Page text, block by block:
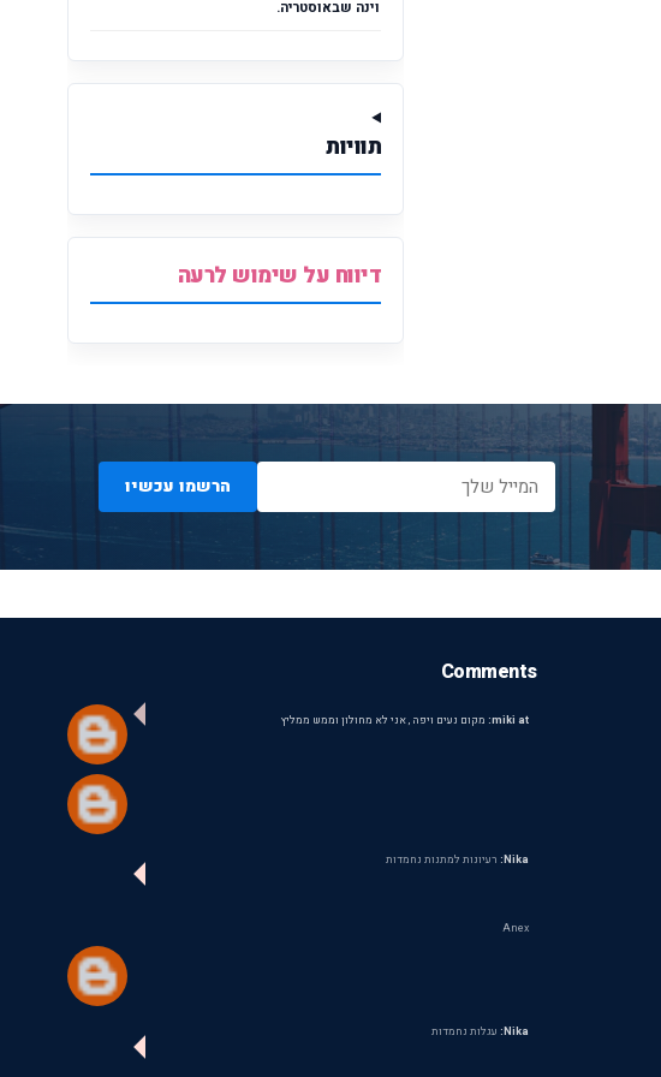
וינה שבאוסטריה.
תוויות
דיווח על שימוש לרעה
הרשמו עכשיו
Comments
miki at: מקום נעים ויפה , אני לא מחולון וממש ממליץ
Nika: רעיונות למתנות נחמדות
Anex
Nika: עגלות נחמדות